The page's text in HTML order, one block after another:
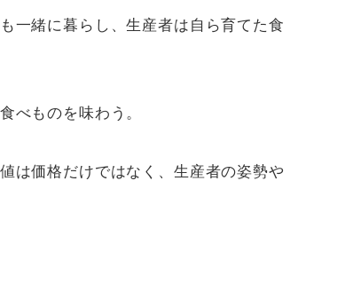
一緒に暮らし、生産者は自ら育てた食
べものを味わう。
は価格だけではなく、生産者の姿勢や